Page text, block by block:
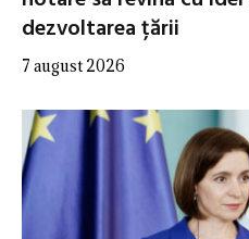
dezvoltarea țării
7 august 2026